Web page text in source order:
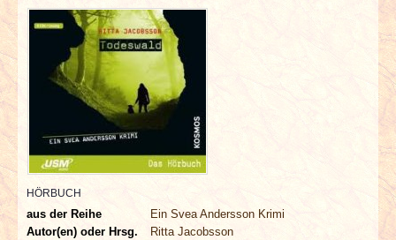
BERICHTE
VERLOSUNGEN
INTERVIEWS
SPECIALS
REDAKTION
HÖRBUCH
aus der Reihe
Ein Svea Andersson Krimi
Autor(en) oder Hrsg.
Ritta Jacobsson